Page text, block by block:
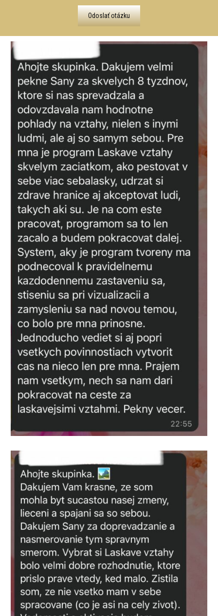
Odoslať otázku